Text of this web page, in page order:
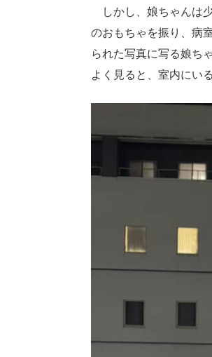
しかし、娘ちゃんは
のおもちゃを振り、病
られた写真に写る娘ち
よく見ると、室内にい